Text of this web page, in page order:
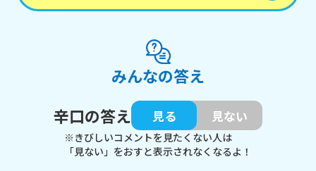
みんなの答え
辛口の答え
見る 見ない
※きびしいコメントを見たくない人は
「見ない」をおすと表示されなくなるよ！